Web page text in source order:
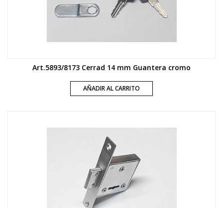
Art.5893/8173 Cerrad 14 mm Guantera cromo
AÑADIR AL CARRITO